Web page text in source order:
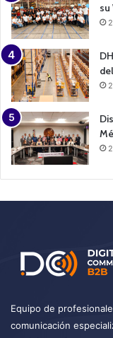
su
Equipo de
comunicación